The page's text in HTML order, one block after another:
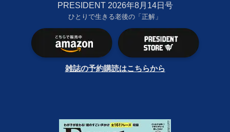
PRESIDENT 2026年8月14日号
ひとりで生きる老後の「正解」
雑誌の予約購読はこちらから